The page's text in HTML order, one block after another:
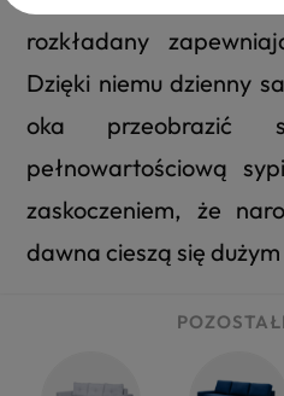
rozkładany
Dzięki niemu dzienny
oka przeobrazić
pełnowartościową
zaskoczeniem, że
dawna cieszą się